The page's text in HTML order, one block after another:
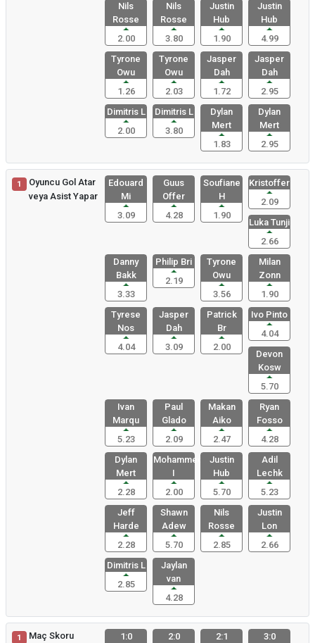
Nils
Rosse
2.00
Nils
Rosse
3.80
Justin
Hub
1.90
Justin
Hub
4.99
Tyrone
Owu
1.26
Tyrone
Owu
2.03
Jasper
Dah
1.72
Jasper
Dah
2.95
Dimitris L
2.00
Dimitris L
3.80
Dylan
Mert
1.83
Dylan
Mert
2.95
1
Oyuncu Gol Atar
veya Asist Yapar
Edouard
Mi
3.09
Guus
Offer
4.28
Soufiane
H
1.90
Kristoffer
2.09
Luka Tunji
2.66
Danny
Bakk
3.33
Philip Bri
2.19
Tyrone
Owu
3.56
Milan
Zonn
1.90
Tyrese
Nos
4.04
Jasper
Dah
3.09
Patrick
Br
2.00
Ivo Pinto
4.04
Devon
Kosw
5.70
Ivan
Marqu
5.23
Paul
Glado
2.09
Makan
Aiko
2.47
Ryan
Fosso
4.28
Dylan
Mert
2.28
Mohammed
I
2.00
Justin
Hub
5.70
Adil
Lechk
5.23
Jeff
Harde
2.28
Shawn
Adew
5.70
Nils
Rosse
2.85
Justin
Lon
2.66
Dimitris L
2.85
Jaylan
van
4.28
1 Maç Skoru 1:0 2:0 2:1 3:0